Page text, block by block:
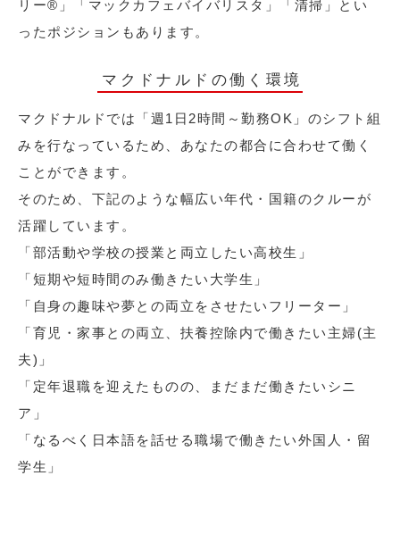
リー®︎」「マックカフェバイバリスタ」「清掃」とい
ったポジションもあります。
マクドナルドの働く環境
マクドナルドでは「週1日2時間～勤務OK」のシフト組
みを行なっているため、あなたの都合に合わせて働く
ことができます。
そのため、下記のような幅広い年代・国籍のクルーが
活躍しています。
「部活動や学校の授業と両立したい高校生」
「短期や短時間のみ働きたい大学生」
「自身の趣味や夢との両立をさせたいフリーター」
「育児・家事との両立、扶養控除内で働きたい主婦(主
夫)」
「定年退職を迎えたものの、まだまだ働きたいシニ
ア」
「なるべく日本語を話せる職場で働きたい外国人・留
学生」